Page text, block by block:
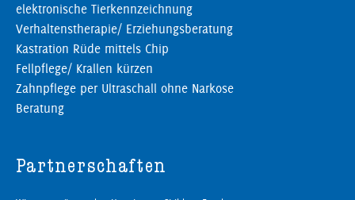
elektronische Tierkennzeichnung
Verhaltenstherapie/ Erziehungsberatung
Kastration Rüde mittels Chip
Fellpflege/ Krallen kürzen
Zahnpflege per Ultraschall ohne Narkose
Beratung
Partnerschaften